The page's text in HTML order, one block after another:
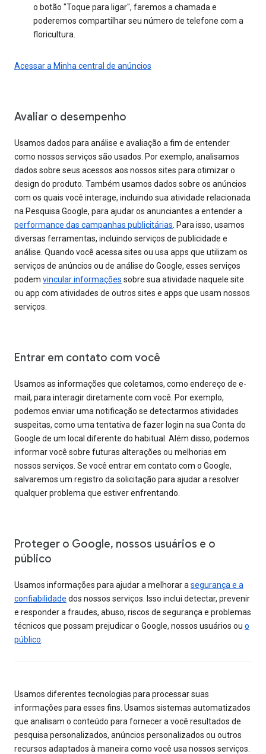
o botão "Toque para ligar", faremos a chamada e
poderemos compartilhar seu número de telefone com a
floricultura.
Acessar a Minha central de anúncios
Avaliar o desempenho
Usamos dados para análise e avaliação a fim de entender
como nossos serviços são usados. Por exemplo, analisamos
dados sobre seus acessos aos nossos sites para otimizar o
design do produto. Também usamos dados sobre os anúncios
com os quais você interage, incluindo sua atividade relacionada
na Pesquisa Google, para ajudar os anunciantes a entender a
performance das campanhas publicitárias . Para isso, usamos
diversas ferramentas, incluindo serviços de publicidade e
análise. Quando você acessa sites ou usa apps que utilizam os
serviços de anúncios ou de análise do Google, esses serviços
podem vincular informações sobre sua atividade naquele site
ou app com atividades de outros sites e apps que usam nossos
serviços.
Entrar em contato com você
Usamos as informações que coletamos, como endereço de e-
mail, para interagir diretamente com você. Por exemplo,
podemos enviar uma notificação se detectarmos atividades
suspeitas, como uma tentativa de fazer login na sua Conta do
Google de um local diferente do habitual. Além disso, podemos
informar você sobre futuras alterações ou melhorias em
nossos serviços. Se você entrar em contato com o Google,
salvaremos um registro da solicitação para ajudar a resolver
qualquer problema que estiver enfrentando.
Proteger o Google, nossos usuários e o
público
Usamos informações para ajudar a melhorar a segurança e a
confiabilidade dos nossos serviços. Isso inclui detectar, prevenir
e responder a fraudes, abuso, riscos de segurança e problemas
técnicos que possam prejudicar o Google, nossos usuários ou o
público
Usamos diferentes tecnologias para processar suas
informações para esses fins. Usamos sistemas automatizados
que analisam o conteúdo para fornecer a você resultados de
pesquisa personalizados, anúncios personalizados ou outros
recursos adaptados à maneira como você usa nossos serviços.